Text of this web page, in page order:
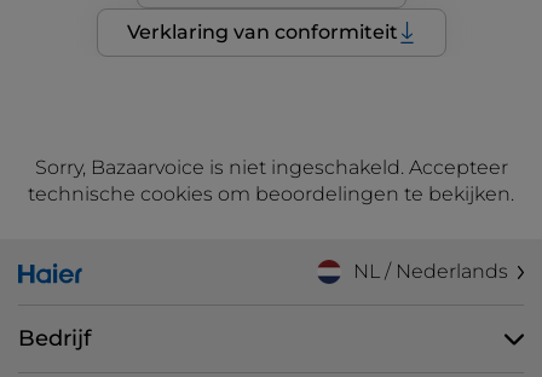
Verklaring van conformiteit
Sorry, Bazaarvoice is niet ingeschakeld. Accepteer
technische cookies om beoordelingen te bekijken.
NL / Nederlands
Bedrijf